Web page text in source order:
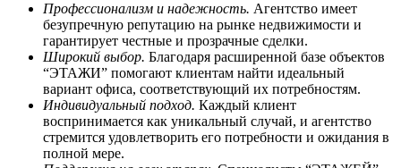
Профессионализм и надежность. Агентство имеет
безупречную репутацию на рынке недвижимости и
гарантирует честные и прозрачные сделки.
Широкий выбор. Благодаря расширенной базе объектов
“ЭТАЖИ” помогают клиентам найти идеальный
вариант офиса, соответствующий их потребностям.
Индивидуальный подход. Каждый клиент
воспринимается как уникальный случай, и агентство
стремится удовлетворить его потребности и ожидания в
полной мере.